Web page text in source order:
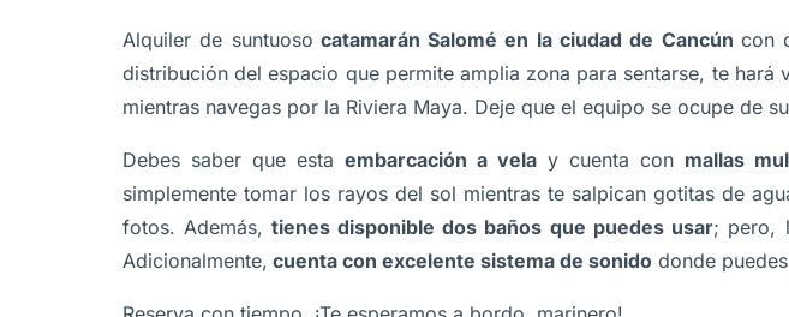
Alquiler de suntuoso catamarán Salomé en la ciudad de Cancún con
distribución del espacio que permite amplia zona para sentarse, te
mientras navegas por la Riviera Maya. Deje que el equipo se ocupe de
Debes saber que esta embarcación a vela y cuenta con mallas
simplemente tomar los rayos del sol mientras te salpican gotitas de
fotos. Además, tienes disponible dos baños que puedes usar; pero,
Adicionalmente, cuenta con excelente sistema de sonido donde